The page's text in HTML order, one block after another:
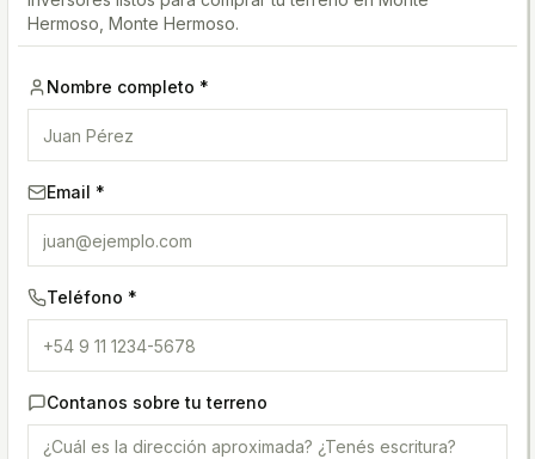
Hermoso, Monte Hermoso.
Nombre completo *
Email *
Teléfono *
Contanos sobre tu terreno